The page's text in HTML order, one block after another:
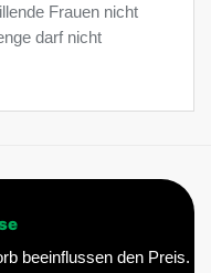
Frauen nicht
darf nicht
beeinflussen den Preis.